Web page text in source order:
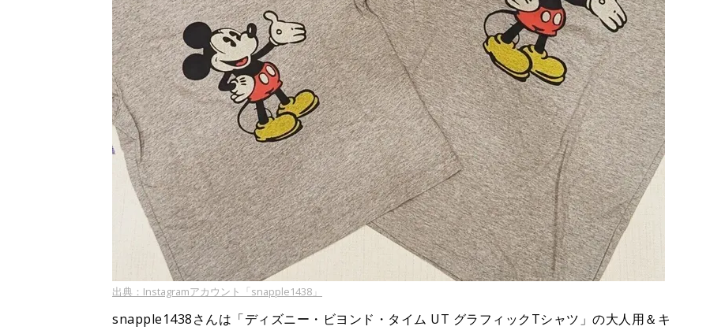
出典：Instagramアカウント「snapple1438」
snapple1438さんは「ディズニー・ビヨンド・タイム UT グラフィックTシャツ」の大人用＆キ